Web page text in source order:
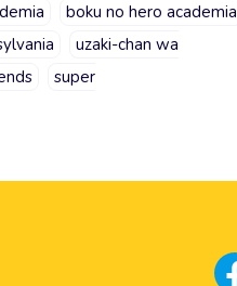
boku no hero academia
uzaki-chan wa
super